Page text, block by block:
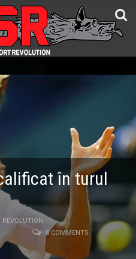
în turul
REVOLUTION
0 COMMENTS